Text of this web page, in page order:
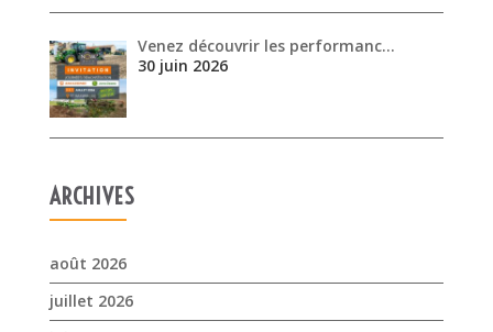
ARCHIVES
août 2026
juillet 2026
mai 2026
mars 2026
février 2026